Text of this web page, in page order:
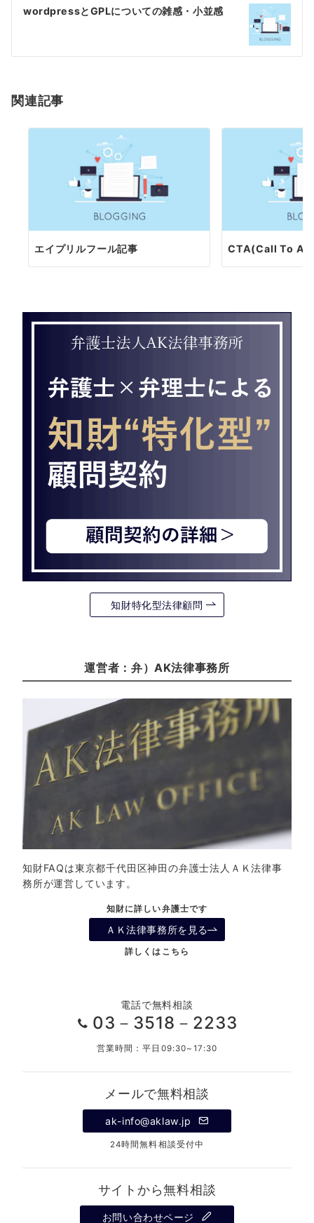
ゲ
シ
ン
wordpressとGPLについての雑感・小並感
関連記事
エイプリルフール記事 CTA(Call To
知財特化型法律顧問
運営者：弁）AK法律事務所
知財FAQは東京都千代田区神田の弁護士法人ＡＫ法律事
務所が運営しています。
知財に詳しい弁護士です
ＡＫ法律事務所を見る
詳しくはこちら
電話で無料相談
03－3518－2233
営業時間：平日09:30~17:30
メールで無料相談
ak-info@aklaw.jp
24時間無料相談受付中
サイトから無料相談
お問い合わせページ